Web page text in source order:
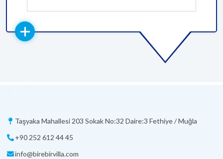
Taşyaka Mahallesi 203 Sokak No:32 Daire:3 Fethiye / Muğla
+90 252 612 44 45
info@birebirvilla.com